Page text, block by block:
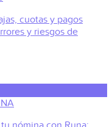
cuotas y pagos
y riesgos de